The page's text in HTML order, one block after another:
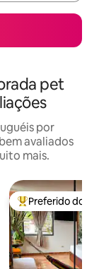
pet
por
avaliados
mais.
Entre os
Preferido dos